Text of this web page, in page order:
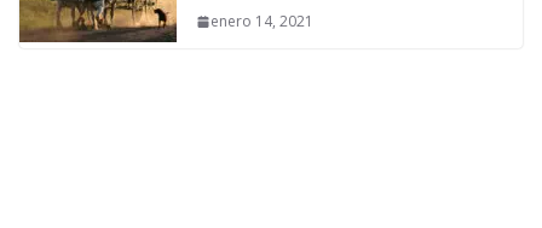
enero 14, 2021